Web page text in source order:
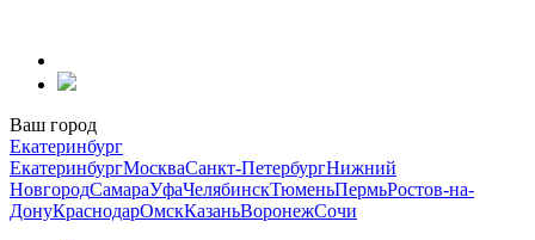
содержанию
Ваш город
Екатеринбург
ЕкатеринбургМоскваСанкт-ПетербургНижний
НовгородСамараУфаЧелябинскТюменьПермьРостов-на-
ДонуКраснодарОмскКазаньВоронежСочи